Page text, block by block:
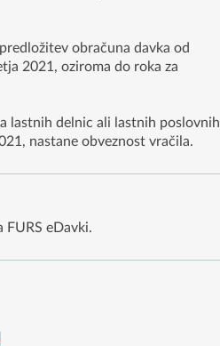
obračuna davka od
2021, oziroma do roka za
lastnih delnic ali lastnih poslovnih
nastane obveznost vračila.
eDavki.